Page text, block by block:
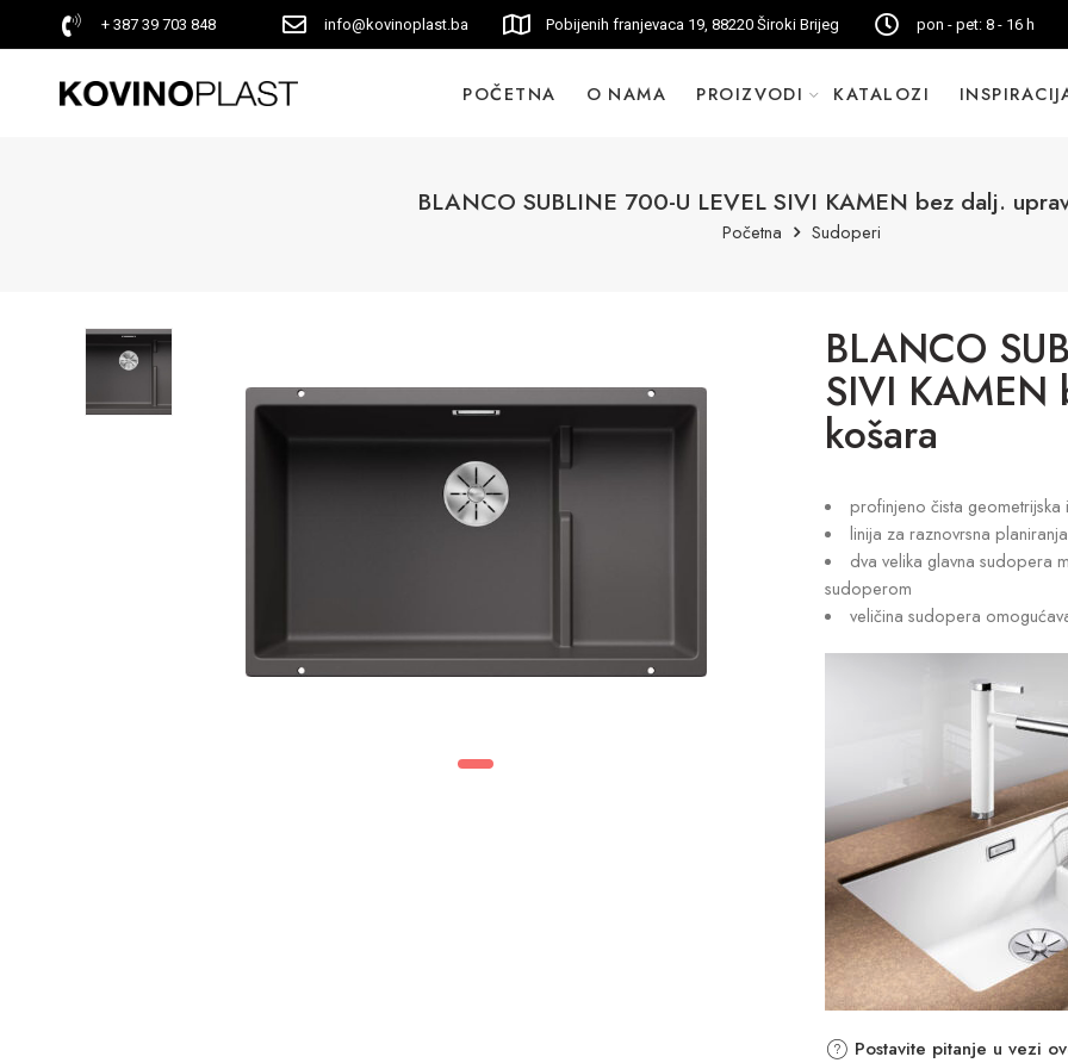
+ 387 39 703 848 info@kovinoplast.ba Pobijenih franjevaca 19, 88220 Široki Brijeg pon - pet: 8 - 16 h
POČETNA O NAMA PROIZVODI KATALOZI
BLANCO SUBLINE 700-U LEVEL SIVI KAMEN bez dalj.
Početna Sudoperi
BLANCO
SIVI
košara
profinjeno čista
linija za raznovrsna planiranja
dva velika glavna sudopera
sudoperom
veličina sudopera
Postavite pitanje u vezi